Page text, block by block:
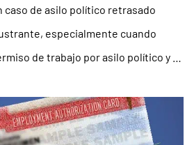
caso de asilo político retrasado
especialmente cuando
de trabajo por asilo político y …